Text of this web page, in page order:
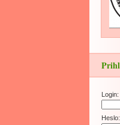
Login:
Heslo: